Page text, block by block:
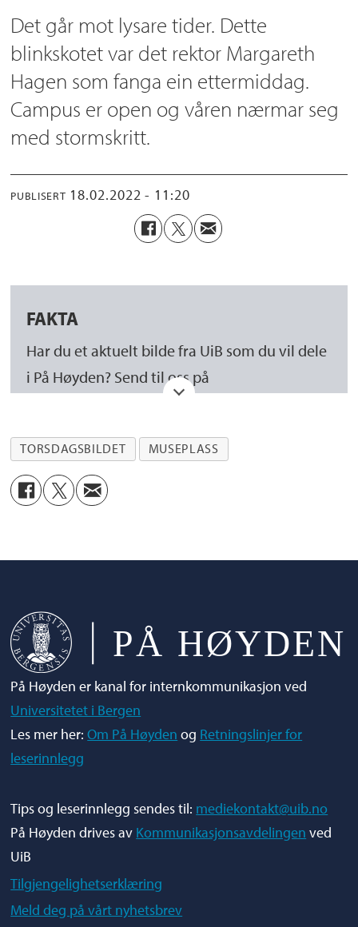
Det går mot lysare tider. Dette
blinkskotet var det rektor Margareth
Hagen som fanga ein ettermiddag.
Campus er open og våren nærmar seg
med stormskritt.
PUBLISERT 18.02.2022 - 11:20
FAKTA
Har du et aktuelt bilde fra UiB som du vil dele
i På Høyden? Send til oss på
Hvis hovedmotivet ditt er enkeltpersoner, må
du sørge for at den/de som er avbildet
godkjenner publisering. Det skjer via
vinner gavekort i Sammen-kantinene.
TORSDAGSBILDET MUSEPLASS
På Høyden er kanal for internkommunikasjon ved
Universitetet i Bergen
Les mer her:Om På Høyden og Retningslinjer for
leserinnlegg
Tips og leserinnlegg sendes til: mediekontakt@uib.no
På Høyden drives av Kommunikasjonsavdelingen ved
UiB
Tilgjengelighetserklæring
Meld deg på vårt nyhetsbrev